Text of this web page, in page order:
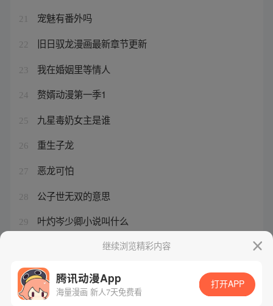
21 宠魅有番外吗
22 旧日驭龙漫画最新章节更新
23 我在婚姻里等情人
24 赘婿动漫第一季1
25 九星毒奶女主是谁
26 重生子龙
27 恶龙可怕
28 公子世无双的意思
29 叶灼岑少卿小说叫什么
继续浏览精彩内容
腾讯动漫App
海量漫画 新人7天免费看
打开APP